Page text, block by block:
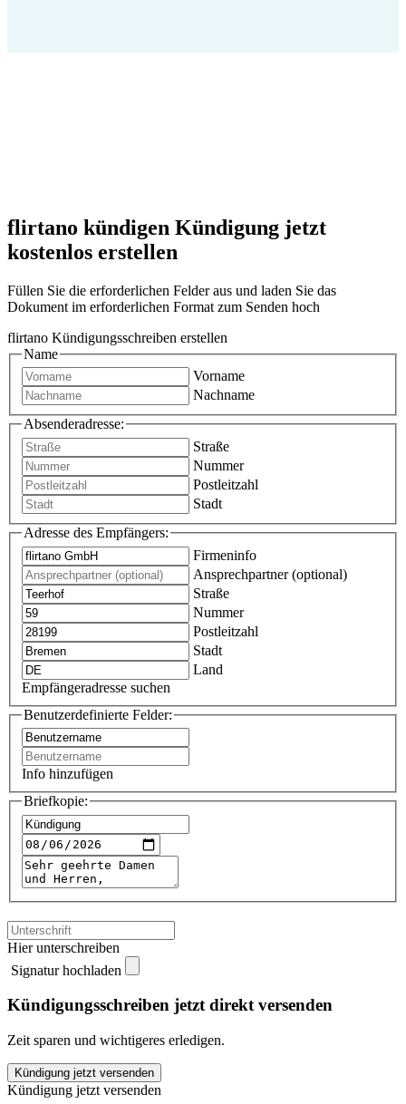
flirtano kündigen Kündigung jetzt
kostenlos erstellen
Füllen Sie die erforderlichen Felder aus und laden Sie das
Dokument im erforderlichen Format zum Senden hoch
flirtano Kündigungsschreiben erstellen
Name
Vorname
Nachname
Absenderadresse:
Straße
Nummer
Postleitzahl
Stadt
Adresse des Empfängers:
Firmeninfo
Ansprechpartner (optional)
Straße
Nummer
Postleitzahl
Stadt
Land
Empfängeradresse suchen
Benutzerdefinierte Felder:
Info hinzufügen
Briefkopie:
Hier unterschreiben
Signatur hochladen
Kündigungsschreiben jetzt direkt versenden
Zeit sparen und wichtigeres erledigen.
flirtano
kündigen
Kündigung jetzt versenden
Kündigung jetzt versenden